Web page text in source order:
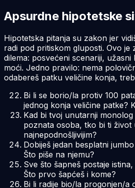
Apsurdne hipotetske
Hipotetska pitanja su zakon jer
radi pod pritiskom gluposti. Ovo je
dilema: posvećeni scenariji,
moći. Jedno pravilo: nema
odabereš patku veličine konja,
Bi li se borio/la protiv 100
jednog konja veličine patke?
Kad bi tvoj unutarnji
poznata osoba, tko bi ti život
najnepodnošljivijim?
Dobiješ jedan besplatni
Što piše na njemu?
Sve što šapneš postaje
Što prvo šapćeš i kome?
Bi li radije bio/la progonjen/a